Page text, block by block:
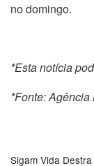
no domingo.
*Esta notícia
*Fonte: Agência
Sigam Vida